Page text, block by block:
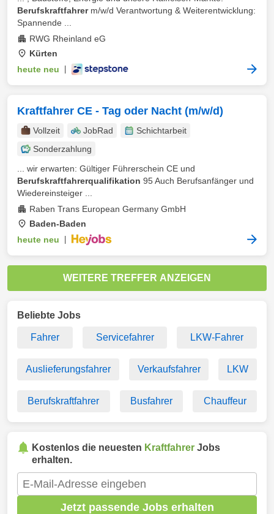
Berufskraftfahrerm/w/d Verantwortung & Weiterentwicklung:
Spannende ...
RWG Rheinland eG
Kürten
heute neu
Kraftfahrer CE - Tag oder Nacht (m/w/d)
Vollzeit JobRad
Schichtarbeit
Sonderzahlung
... wir erwarten: Gültiger Führerschein CE und
Berufskraftfahrerqualifikation 95 Auch Berufsanfänger und
Wiedereinsteiger ...
Raben Trans European Germany GmbH
Baden-Baden
heute neu
WEITERE TREFFER ANZEIGEN
Beliebte Jobs
Fahrer Servicefahrer LKW-Fahrer
Auslieferungsfahrer Verkaufsfahrer LKW
Berufskraftfahrer Busfahrer Chauffeur
Kostenlos die neuesten Kraftfahrer Jobs
erhalten.
Jetzt passende Jobs erhalten